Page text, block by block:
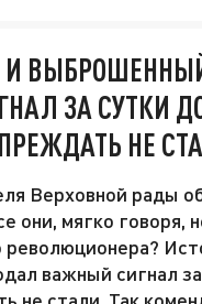
ЗА СУТКИ
НЕ
Верховной рады
они, мягко говоря,
революционера?
важный сигнал